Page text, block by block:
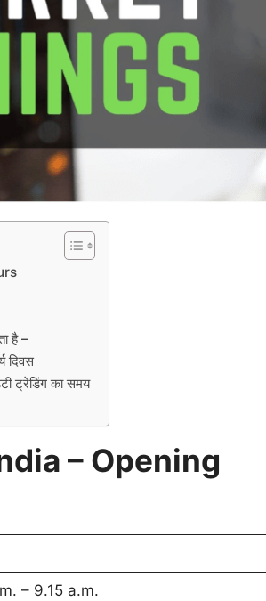
है –
दिवस
ट्रेडिंग का समय
– Opening
– 9.15 a.m.